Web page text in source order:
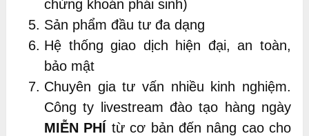
chứng khoán phái sinh)
Sản phẩm đầu tư đa dạng
Hệ thống giao dịch hiện đại, an toàn,
bảo mật
Chuyên gia tư vấn nhiều kinh nghiệm.
Công ty livestream đào tạo hàng ngày
MIỄN PHÍ từ cơ bản đến nâng cao cho